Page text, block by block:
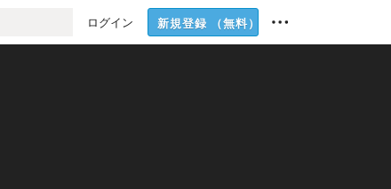
ログイン 新規登録 （無料）